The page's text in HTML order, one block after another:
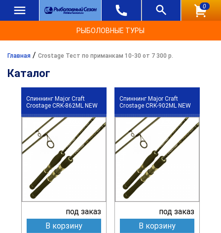
0
РЫБОЛОВНЫЕ ТУРЫ
Главная / Crostage Тест по приманкам 10-30 от 7 300 р.
Каталог
Спиннинг Major Craft
Crostage CRK-862ML NEW
под заказ
В корзину
Спиннинг Major Craft
Crostage CRK-902ML NEW
под заказ
В корзину